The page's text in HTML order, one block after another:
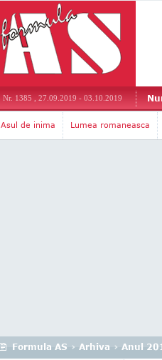
Nr. 1385 , 27.09.2019 - 03.10.2019
Asul de inima Lumea romaneasca
Formula AS › Arhiva › Anul